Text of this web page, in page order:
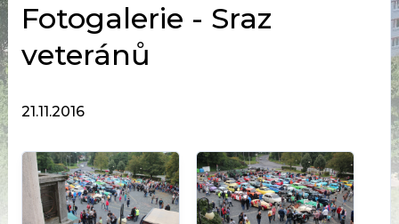
Fotogalerie - Sraz
veteránů
21.11.2016